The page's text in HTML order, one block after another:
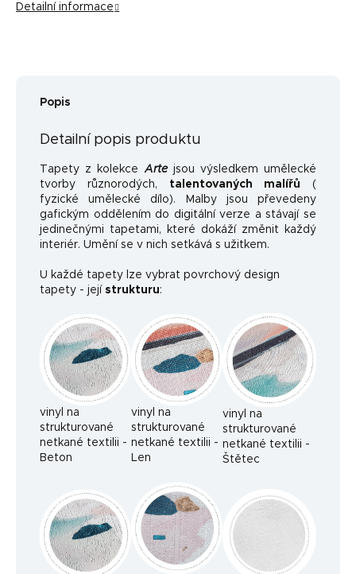
Detailní informace
Popis
Detailní popis produktu
Tapety z kolekceArtejsou výsledkem umělecké
tvorby různorodých,
talentovaných malířů (
fyzické umělecké dílo). Malby jsou převedeny
gafickým oddělením do digitální verze a stávají se
jedinečnými tapetami, které dokáží změnit každý
interiér. Umění se v nich setkává s užitkem.
U každé tapety lze vybrat povrchový design
tapety - její strukturu:
vinyl na
strukturované
netkané textilii -
Beton
vinyl na
strukturované
netkané textilii -
Len
vinyl na
strukturované
netkané textilii -
Štětec